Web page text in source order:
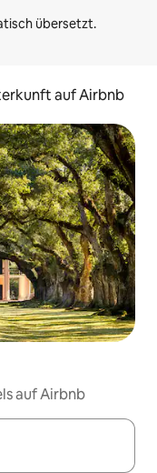
auf Airbnb
auf Airbnb
mit den